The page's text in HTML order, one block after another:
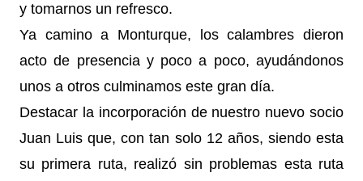
y tomarnos un refresco.
Ya camino a Monturque, los calambres dieron
acto de presencia y poco a poco, ayudándonos
unos a otros culminamos este gran día.
Destacar la incorporación de nuestro nuevo socio
Juan Luis que, con tan solo 12 años, siendo esta
su primera ruta, realizó sin problemas esta ruta